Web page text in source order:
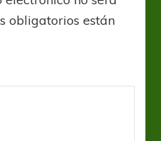
obligatorios están